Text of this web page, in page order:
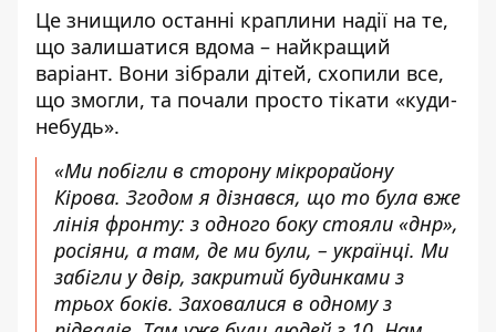
Це знищило останні краплини надії на те,
що залишатися вдома – найкращий
варіант. Вони зібрали дітей, схопили все,
що змогли, та почали просто тікати «куди-
небудь».
«Ми побігли в сторону мікрорайону
Кірова. Згодом я дізнався, що то була вже
лінія фронту: з одного боку стояли «днр»,
росіяни, а там, де ми були, – українці. Ми
забігли у двір, закритий будинками з
трьох боків. Заховалися в одному з